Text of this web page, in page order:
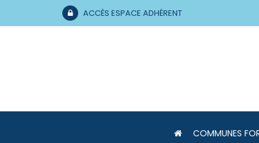
ACCÈS ESPACE ADHÉRENT
COMMUNES